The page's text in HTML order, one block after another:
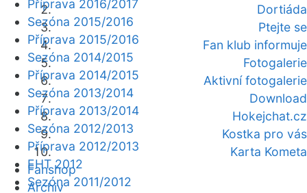
Dortiáda
Ptejte se
Fan klub informuje
Fotogalerie
Aktivní fotogalerie
Download
Hokejchat.cz
Kostka pro vás
Karta Kometa
Fanshop
Archiv
Příprava 2016/2017
Sezóna 2015/2016
Příprava 2015/2016
Sezóna 2014/2015
Příprava 2014/2015
Sezóna 2013/2014
Příprava 2013/2014
Sezóna 2012/2013
Příprava 2012/2013
EHT 2012
Sezóna 2011/2012